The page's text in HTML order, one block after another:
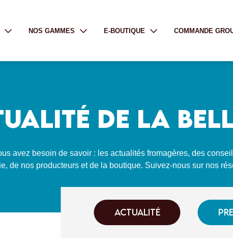
NOS GAMMES E-BOUTIQUE COMMANDE
DE LA
avez besoin de savoir : les actualités fromagères, des
de nos producteurs et de la boutique. Suivez-nous sur nos
ACTUALITÉ